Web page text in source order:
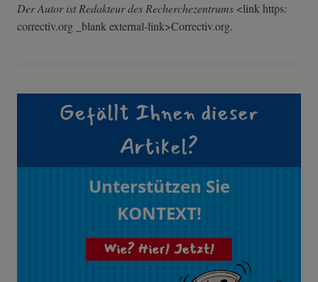
Der Autor ist Redakteur des Recherchezentrums <link https:
correctiv.org _blank external-link>Correctiv.org.
Gefällt Ihnen dieser
Artikel?
Unterstützen Sie
KONTEXT!
Wie? Hier! Jetzt!